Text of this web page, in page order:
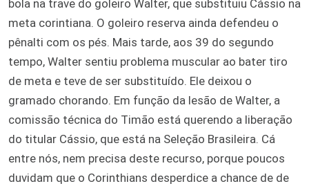
bola na trave do goleiro Walter, que substituiu Cássio na
meta corintiana. O goleiro reserva ainda defendeu o
pênalti com os pés. Mais tarde, aos 39 do segundo
tempo, Walter sentiu problema muscular ao bater tiro
de meta e teve de ser substituído. Ele deixou o
gramado chorando. Em função da lesão de Walter, a
comissão técnica do Timão está querendo a liberação
do titular Cássio, que está na Seleção Brasileira. Cá
entre nós, nem precisa deste recurso, porque poucos
duvidam que o Corinthians desperdice a chance de de